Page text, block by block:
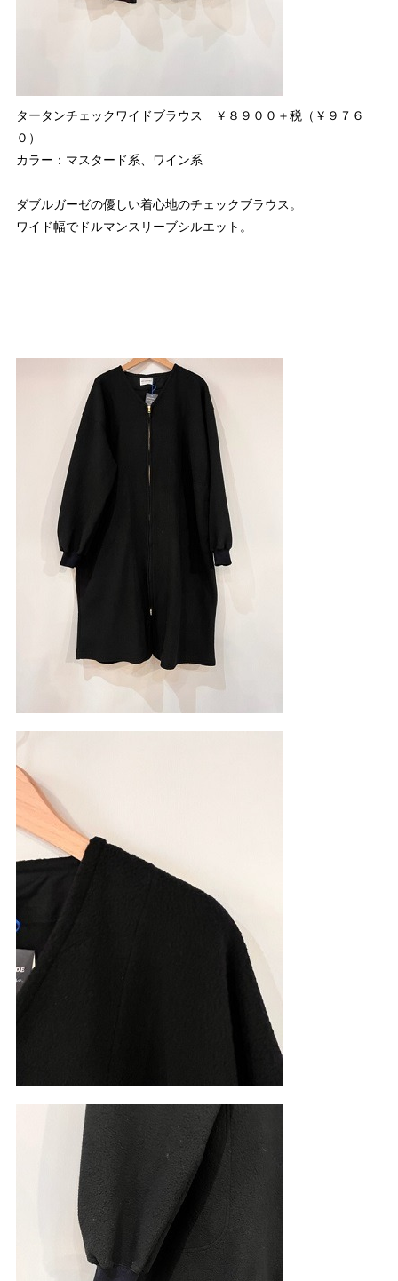
タータンチェックワイドブラウス ￥８９００＋税（￥９７６
０）
カラー：マスタード系、ワイン系
ダブルガーゼの優しい着心地のチェックブラウス。
ワイド幅でドルマンスリーブシルエット。